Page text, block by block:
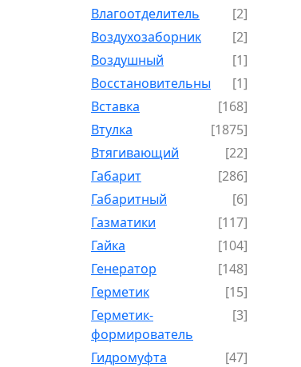
Влагоотделитель
[2]
Воздухозаборник
[2]
Воздушный
[1]
Восстановительный
[1]
Вставка
[168]
Втулка
[1875]
Втягивающий
[22]
Габарит
[286]
Габаритный
[6]
Газматики
[117]
Гайка
[104]
Генератор
[148]
Герметик
[15]
Герметик-
формирователь
[3]
Гидромуфта
[47]